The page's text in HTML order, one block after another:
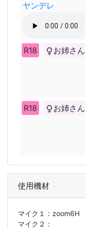
ヤンデレ
R18 お姉さん
R18 お姉さん
使用機材
マイク１： zoom6H
マイク２：